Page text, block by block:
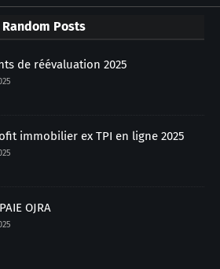
Random Posts
de réévaluation 2025
immobilier ex TPI en ligne 2025
OJRA